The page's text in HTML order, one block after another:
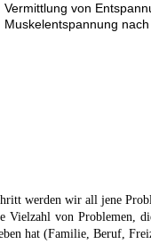
Vermittlung von
Muskelentspannung
werden wir all jene
von Problemen,
hat (Familie, Beruf,